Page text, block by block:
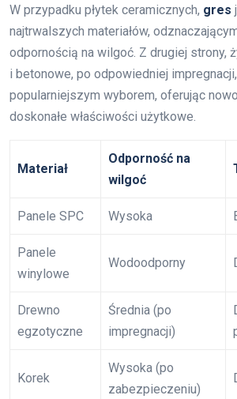
W przypadku płytek ceramicznych, gres
najtrwalszych materiałów,
odpornością na wilgoć. Z drugiej strony,
i betonowe, po odpowiedniej
popularniejszym wyborem, oferując
doskonałe właściwości użytkowe.
Materiał
Odporność na
wilgoć
Panele SPC Wysoka
Panele
winylowe
Wodoodporny
Drewno
egzotyczne
Średnia (po
impregnacji)
Korek
Wysoka (po
zabezpieczeniu)